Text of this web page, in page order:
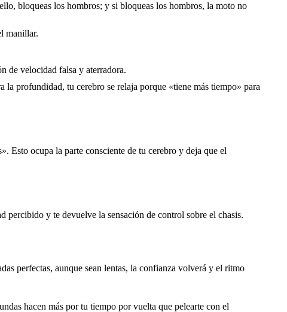
bloqueas los hombros; y si bloqueas los hombros, la moto no
manillar.
de velocidad falsa y aterradora.
profundidad, tu cerebro se relaja porque «tiene más tiempo» para
Esto ocupa la parte consciente de tu cerebro y deja que el
percibido y te devuelve la sensación de control sobre el chasis.
perfectas, aunque sean lentas, la confianza volverá y el ritmo
hacen más por tu tiempo por vuelta que pelearte con el